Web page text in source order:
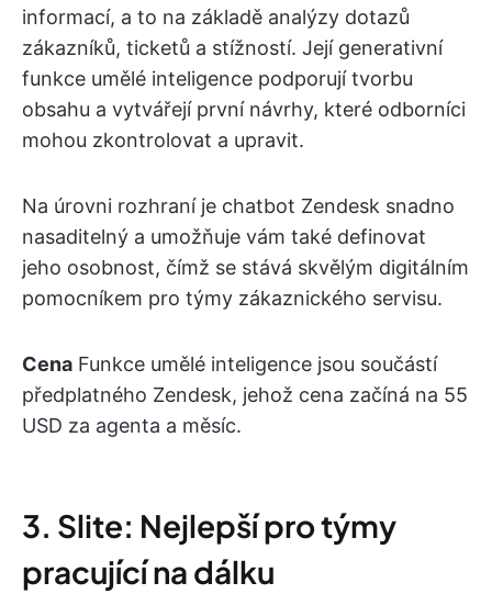
informací, a to na základě analýzy dotazů
zákazníků, ticketů a stížností. Její generativní
funkce umělé inteligence podporují tvorbu
obsahu a vytvářejí první návrhy, které odborníci
mohou zkontrolovat a upravit.
Na úrovni rozhraní je chatbot Zendesk snadno
nasaditelný a umožňuje vám také definovat
jeho osobnost, čímž se stává skvělým digitálním
pomocníkem pro týmy zákaznického servisu.
Cena Funkce umělé inteligence jsou součástí
předplatného Zendesk, jehož cena začíná na 55
USD za agenta a měsíc.
3. Slite: Nejlepší pro týmy
pracující na dálku